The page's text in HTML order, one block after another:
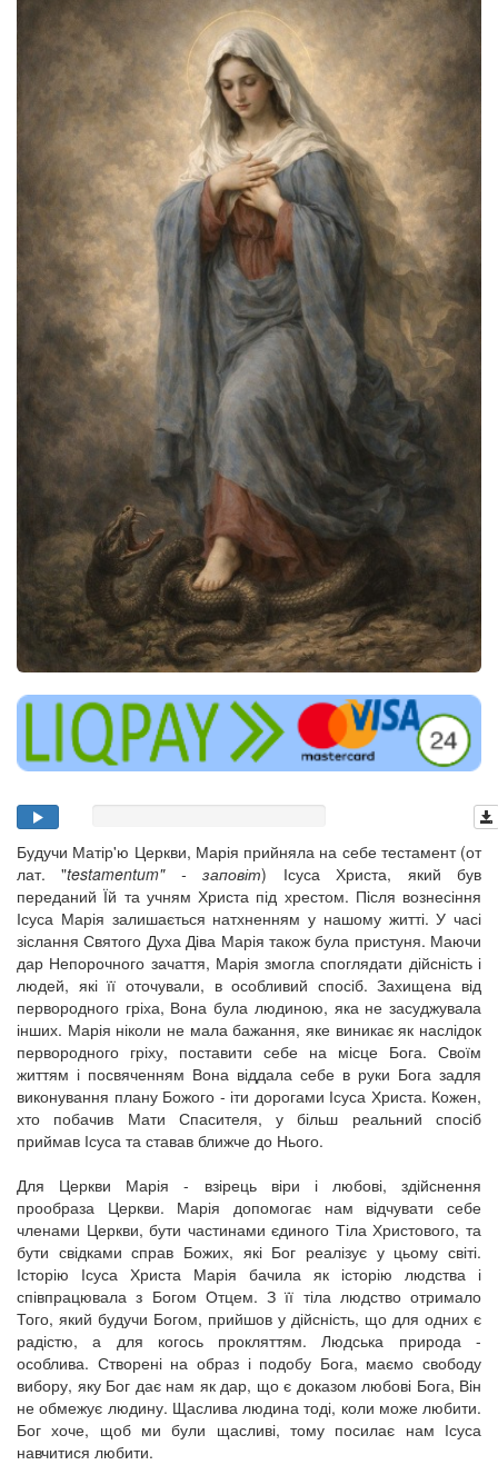
Будучи Матір'ю Церкви, Марія прийняла на себе тестамент (от
лат. "testamentum" - заповіт) Ісуса Христа, який був
переданий Їй та учням Христа під хрестом. Після вознесіння
Ісуса Марія залишається натхненням у нашому житті. У часі
зіслання Святого Духа Діва Марія також була пристуня. Маючи
дар Непорочного зачаття, Марія змогла споглядати дійсність і
людей, які її оточували, в особливий спосіб. Захищена від
первородного гріха, Вона була людиною, яка не засуджувала
інших. Марія ніколи не мала бажання, яке виникає як наслідок
первородного гріху, поставити себе на місце Бога. Своїм
життям і посвяченням Вона віддала себе в руки Бога задля
виконування плану Божого - іти дорогами Ісуса Христа. Кожен,
хто побачив Мати Спасителя, у більш реальний спосіб
приймав Ісуса та ставав ближче до Нього.
Для Церкви Марія - взірець віри і любові, здійснення
прообраза Церкви. Марія допомогає нам відчувати себе
членами Церкви, бути частинами єдиного Тіла Христового, та
бути свідками справ Божих, які Бог реалізує у цьому світі.
Історію Ісуса Христа Марія бачила як історію людства і
співпрацювала з Богом Отцем. З її тіла людство отримало
Того, який будучи Богом, прийшов у дійсність, що для одних є
радістю, а для когось прокляттям. Людська природа -
особлива. Створені на образ і подобу Бога, маємо свободу
вибору, яку Бог дає нам як дар, що є доказом любові Бога, Він
не обмежує людину. Щаслива людина тоді, коли може любити.
Бог хоче, щоб ми були щасливі, тому посилає нам Ісуса
навчитися любити.